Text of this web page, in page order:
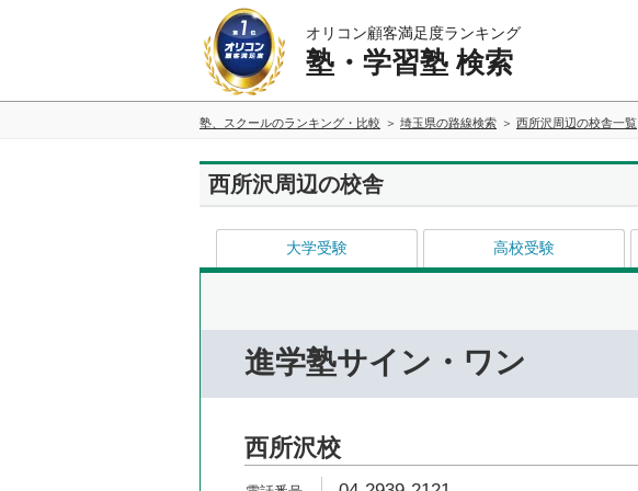
オリコン顧客満足度ランキング
塾・学習塾 検索
塾、スクールのランキング・比較 埼玉県の路線検索 西所沢周辺の校舎一覧
西所沢周辺の校舎
大学受験 高校受験
進学塾サイン・ワン
西所沢校